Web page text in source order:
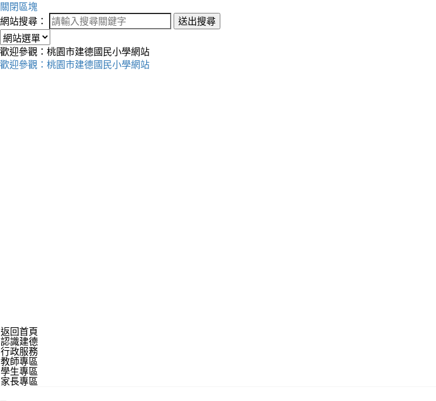
關閉區塊
網站搜尋：
送出搜尋
歡迎參觀：桃園市建德國民小學網站
歡迎參觀：桃園市建德國民小學網站
返回首頁
認識建德
行政服務
教師專區
學生專區
家長專區